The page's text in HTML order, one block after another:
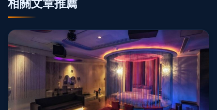
相關文章推薦